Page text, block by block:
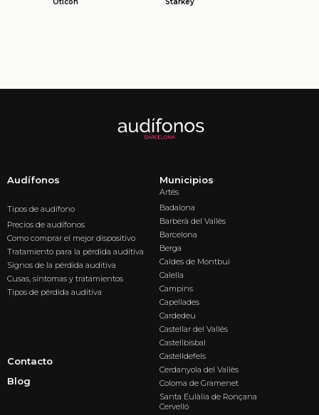
Audífonos
Tipos de audífono
Precios de audífonos
Como comprar el mejor dispositivo
Tratamiento para la pérdida auditiva
Signos de la pérdida auditiva
Cusas, síntomas y tratamientos
Tipos de pérdida auditiva
Contacto
Blog
Municipios
Artés
Badalona
Barberà del Vallès
Barcelona
Berga
Caldes de Montbui
Calella
Campins
Capellades
Cardedeu
Castellar del Vallès
Castellbisbal
Castelldefels
Cerdanyola del Vallès
Coloma de Gramenet
Santa Eulàlia de Ronçana
Cervelló